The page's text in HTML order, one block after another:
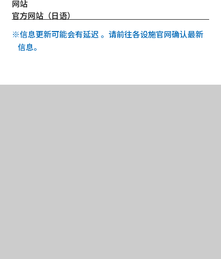
网站
官方网站（日语）
※信息更新可能会有延迟 。请前往各设施官网确认最新
信息。